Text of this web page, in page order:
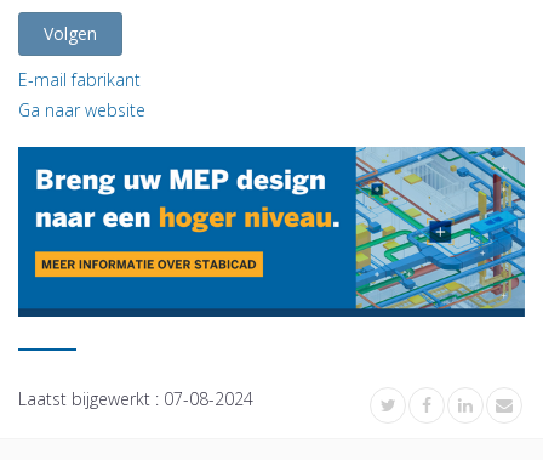
Volgen
E-mail fabrikant
Ga naar website
Laatst bijgewerkt : 07-08-2024